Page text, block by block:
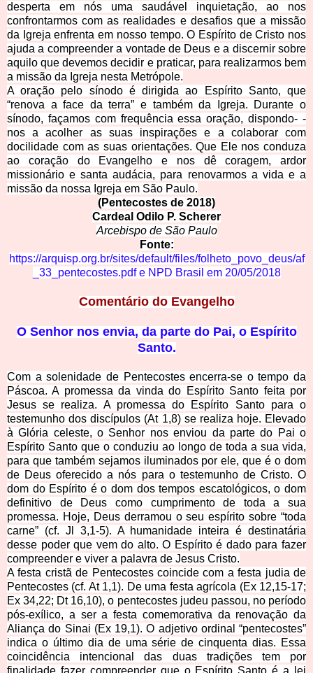
desperta em nós uma saudável inquietação, ao nos
confrontarmos com as realidades e desafios que a missão
da Igreja enfrenta em nosso tempo. O Espírito de Cristo nos
ajuda a compreender a vontade de Deus e a discernir sobre
aquilo que devemos decidir e praticar, para realizarmos bem
a missão da Igreja nesta Metrópole.
A oração pelo sínodo é dirigida ao Espírito Santo, que
“renova a face da terra” e também da Igreja. Durante o
sínodo, façamos com frequência essa oração, dispondo- -
nos a acolher as suas inspirações e a colaborar com
docilidade com as suas orientações. Que Ele nos conduza
ao coração do Evangelho e nos dê coragem, ardor
missionário e santa audácia, para renovarmos a vida e a
missão da nossa Igreja em São Paulo.
(Pentecostes de 2018)
Cardeal Odilo P. Scherer
Arcebispo de São Paulo
Fonte:
https://arquisp.org.br/sites/default/files/folheto_povo_deus/af
_33_pentecostes.pdf e NPD Brasil em 20/05/2018
Comentário do Evangelho
O Senhor nosenvia, da parte do Pai, o Espírito
Santo.
Com a solenidade de Pentecostes encerra-se o tempo da
Páscoa. A promessa da vinda do Espírito Santo feita por
Jesus se realiza. A promessa do Espírito Santo para o
testemunho dos discípulos (At 1,8) se realiza hoje. Elevado
à Glória celeste, o Senhor nos enviou da parte do Pai o
Espírito Santo que o conduziu ao longo de toda a sua vida,
para que também sejamos iluminados por ele, que é o dom
de Deus oferecido a nós para o testemunho de Cristo. O
dom do Espírito é o dom dos tempos escatológicos, o dom
definitivo de Deus como cumprimento de toda a sua
promessa. Hoje, Deus derramou o seu espírito sobre “toda
carne” (cf. Jl 3,1-5). A humanidade inteira é destinatária
desse poder que vem do alto. O Espírito é dado para fazer
compreender e viver a palavra de Jesus Cristo.
A festa cristã de Pentecostes coincide com a festa judia de
Pentecostes (cf. At 1,1). De uma festa agrícola (Ex 12,15-17;
Ex 34,22; Dt 16,10), o pentecostes judeu passou, no período
pós-exílico, a ser a festa comemorativa da renovação da
Aliança do Sinai (Ex 19,1). O adjetivo ordinal “pentecostes”
indica o último dia de uma série de cinquenta dias. Essa
coincidência intencional das duas tradições tem por